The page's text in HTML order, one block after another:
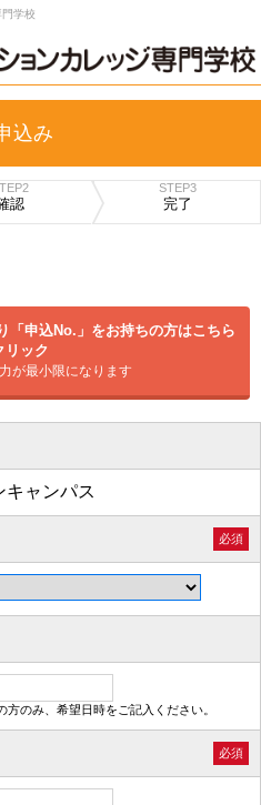
学校
込み
認
STEP3
完了
「申込No.」をお持ちの方はこちら
リック
が最小限になります
ャンパス
必須
方のみ、希望日時をご記入ください。
必須